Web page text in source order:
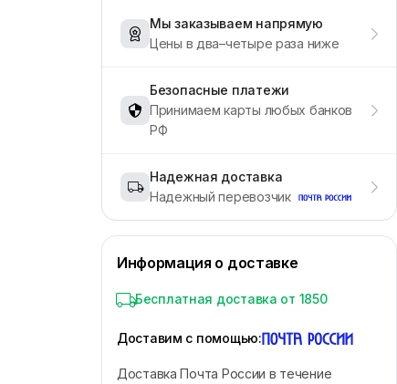
Мы заказываем напрямую
Цены в два–четыре раза ниже
Безопасные платежи
Принимаем карты любых банков
РФ
Надежная доставка
Надежный перевозчик
Информация о доставке
Бесплатная доставка от 1850
Доставим с помощью:
Доставка Почта России в течение